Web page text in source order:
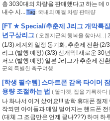
총 3030대의 차량을 판매했다고 하는 데
내수 시...Tag: 국내외 매월 차량 판매량
[FT ★ Special/추춘제 J리그 개막특
년구상리그 ( 오렌지군의 행복을 찾아서.. |
(1/3) 세계와 일정 동기화, 추춘제 전환
리그 (발행 예정) (3/3) 신개막! 새로운 30
저모 (발행 예정) 일본 J리그가 추춘제 전
군의 특별한 축구여행
[학생 필수템] 스마트폰 감옥 타이머
용량 조절하는 법 ( 똘마켓, 집을 기록하다|
나 화나서 이거 샀어요!!! 방학 휴대폰 절
작되면 아이들과 매일 벌어지는 핸드폰
(대체 그 조금만은 언제 끝나???) 하며 하